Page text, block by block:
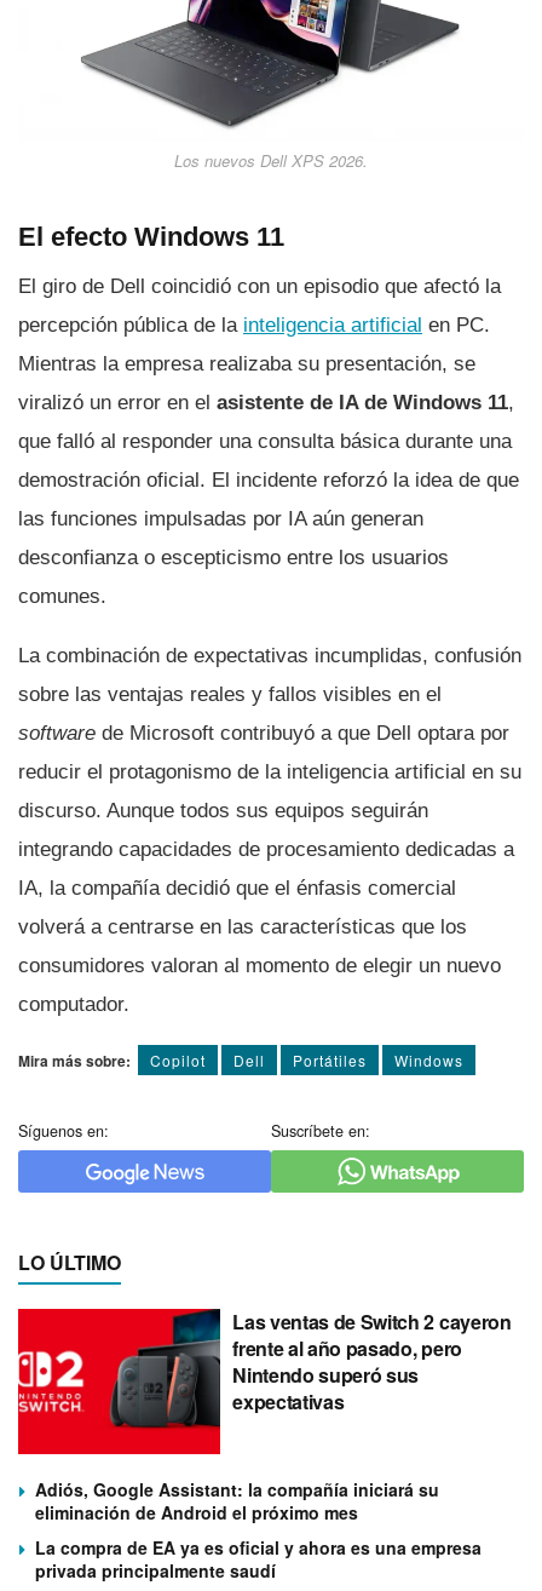
Los nuevos Dell XPS 2026.
El efecto Windows 11
El giro de Dell coincidió con un episodio que afectó la
percepción pública de la inteligencia artificial en PC.
Mientras la empresa realizaba su presentación, se
viralizó un error en el asistente de IA de Windows 11,
que falló al responder una consulta básica durante una
demostración oficial. El incidente reforzó la idea de que
las funciones impulsadas por IA aún generan
desconfianza o escepticismo entre los usuarios
comunes.
La combinación de expectativas incumplidas, confusión
sobre las ventajas reales y fallos visibles en el
software de Microsoft contribuyó a que Dell optara por
reducir el protagonismo de la inteligencia artificial en su
discurso. Aunque todos sus equipos seguirán
integrando capacidades de procesamiento dedicadas a
IA, la compañía decidió que el énfasis comercial
volverá a centrarse en las características que los
consumidores valoran al momento de elegir un nuevo
computador.
Mira más sobre: Copilot Dell Portátiles Windows
Síguenos en: Suscríbete en:
LO ÚLTIMO
Las ventas de Switch 2 cayeron
frente al año pasado, pero
Nintendo superó sus
expectativas
Adiós, Google Assistant: la compañía iniciará su
eliminación de Android el próximo mes
La compra de EA ya es oficial y ahora es una empresa
privada principalmente saudí